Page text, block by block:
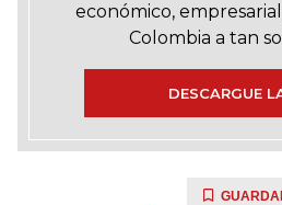
económico,
Colombia a tan
DESCARGUE